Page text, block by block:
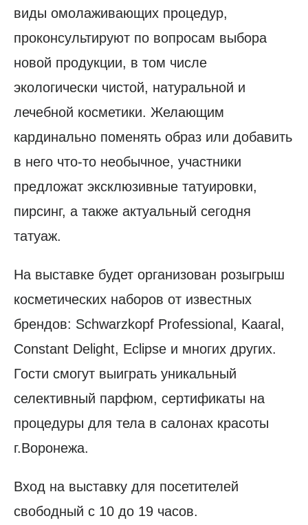
виды омолаживающих процедур,
проконсультируют по вопросам выбора
новой продукции, в том числе
экологически чистой, натуральной и
лечебной косметики. Желающим
кардинально поменять образ или добавить
в него что-то необычное, участники
предложат эксклюзивные татуировки,
пирсинг, а также актуальный сегодня
татуаж.
На выставке будет организован розыгрыш
косметических наборов от известных
брендов: Schwarzkopf Professional, Kaaral,
Constant Delight, Eclipse и многих других.
Гости смогут выиграть уникальный
селективный парфюм, сертификаты на
процедуры для тела в салонах красоты
г.Воронежа.
Вход на выставку для посетителей
свободный с 10 до 19 часов.